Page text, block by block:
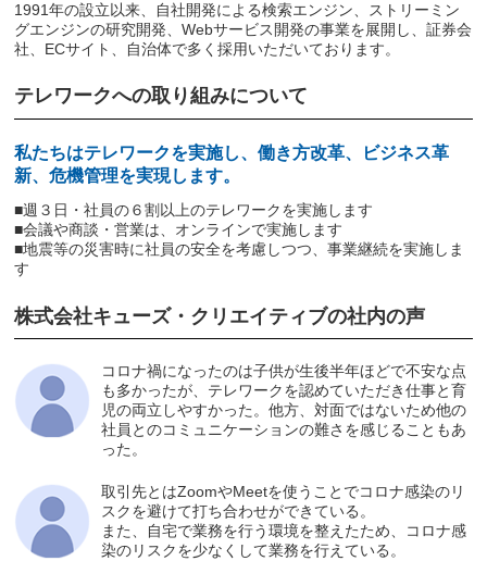
1991年の設立以来、自社開発による検索エンジン、ストリーミン
グエンジンの研究開発、Webサービス開発の事業を展開し、証券会
社、ECサイト、自治体で多く採用いただいております。
テレワークへの取り組みについて
私たちはテレワークを実施し、働き方改革、ビジネス革
新、危機管理を実現します。
■週３日・社員の６割以上のテレワークを実施します
■会議や商談・営業は、オンラインで実施します
■地震等の災害時に社員の安全を考慮しつつ、事業継続を実施しま
す
株式会社キューズ・クリエイティブの社内の声
コロナ禍になったのは子供が生後半年ほどで不安な点
も多かったが、テレワークを認めていただき仕事と育
児の両立しやすかった。他方、対面ではないため他の
社員とのコミュニケーションの難さを感じることもあ
った。
取引先とはZoomやMeetを使うことでコロナ感染のリ
スクを避けて打ち合わせができている。
また、自宅で業務を行う環境を整えたため、コロナ感
染のリスクを少なくして業務を行えている。